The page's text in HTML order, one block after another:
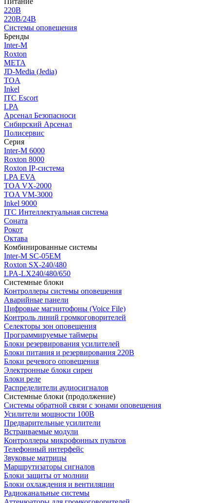
220В
220В/24В
Системы оповещения
Бренды
Inter-M
Roxton
МЕТА
JD-Media (Jedia)
TOA
Inkel
ITC Escort
LPA
Арсенал Безопасноси
Сибирский Арсенал
Полисервис
Серия
Inter-M 6000
Roxton 8000
Roxton IP-система
LPA EVA
TOA VX-2000
TOA VM-3000
Inkel 9000
ITC Интеллектуальная система
Соната
Рокот
Октава
Комбинированные системы
Inter-M SC-05EM
Roxton SX-240/480
LPA-LX240/480/650
Системные блоки
Контроллеры системы оповещения
Аварийные панели
Цифровые магнитофоны (Voice File)
Контроль линий громкоговорителей
Селекторы зон оповещения
Программируемые таймеры
Блоки резервирования усилителей
Блоки питания и резервирования 220В
Блоки речевого оповещения
Электронные блоки сирен
Блоки реле
Распределители аудиосигналов
Системные блоки (продолжение)
Системы обратной связи с зонами оповещения
Усилители мощности 100В
Предварительные усилители
Встраиваемые модули
Контроллеры микрофонных пультов
Телефонный интерфейс
Звуковые матрицы
Маршрутизаторы сигналов
Блоки защиты от молнии
Блоки охлаждения и вентиляции
Радиоканальные системы